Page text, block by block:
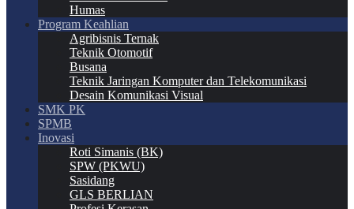
Humas
Program Keahlian
Agribisnis Ternak
Teknik Otomotif
Busana
Teknik Jaringan Komputer dan Telekomunikasi
Desain Komunikasi Visual
SMK PK
SPMB
Inovasi
Roti Simanis (BK)
SPW (PKWU)
Sasidang
GLS BERLIAN